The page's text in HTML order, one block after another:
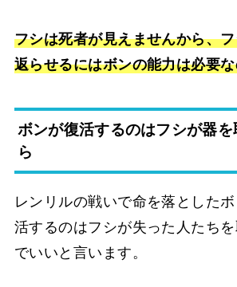
フシは死者が見えませんから、
返らせるにはボンの能力は必要
ボンが復活するのはフシが器
ら
レンリルの戦いで命を落とした
活するのはフシが失った人たち
でいいと言います。